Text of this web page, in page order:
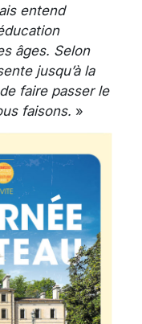
entend
âges. Selon
jusqu’à la
faire passer le
faisons. »